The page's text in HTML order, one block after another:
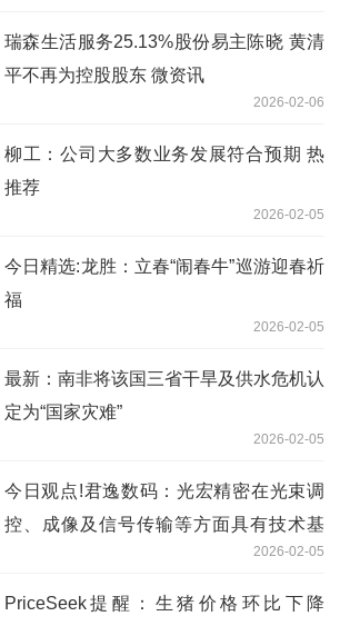
瑞森生活服务25.13%股份易主陈晓 黄清
平不再为控股股东 微资讯
2026-02-06
柳工：公司大多数业务发展符合预期 热
推荐
2026-02-05
今日精选:龙胜：立春“闹春牛”巡游迎春祈
福
2026-02-05
最新：南非将该国三省干旱及供水危机认
定为“国家灾难”
2026-02-05
今日观点!君逸数码：光宏精密在光束调
控、成像及信号传输等方面具有技术基
础，理论上可拓展应用于商业航天相关的
光学系统及载荷领域
2026-02-05
PriceSeek提醒：生猪价格环比下降